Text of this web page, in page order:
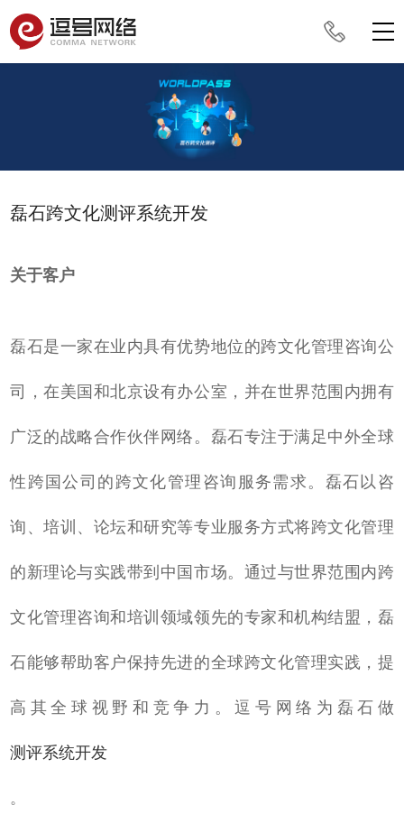
磊石跨文化测评系统开发
关于客户
磊石是一家在业内具有优势地位的跨文化管理咨询公
司，在美国和北京设有办公室，并在世界范围内拥有
广泛的战略合作伙伴网络。磊石专注于满足中外全球
性跨国公司的跨文化管理咨询服务需求。磊石以咨
询、培训、论坛和研究等专业服务方式将跨文化管理
的新理论与实践带到中国市场。通过与世界范围内跨
文化管理咨询和培训领域领先的专家和机构结盟，磊
石能够帮助客户保持先进的全球跨文化管理实践，提
高其全球视野和竞争力。逗号网络为磊石做
测评系统开发
。